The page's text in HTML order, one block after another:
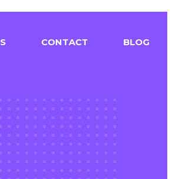
S CONTACT BLOG